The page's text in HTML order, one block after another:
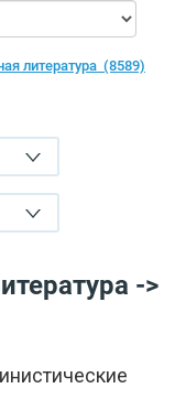
литература (8589)
->